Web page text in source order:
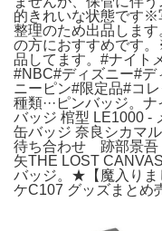
的きれいな状態です※
整理のため出品しま
の方におすすめです
品してます。#ナイト
#NBC#ディズニー#デ
ニーピン#限定品#コ
種類···ピンバッジ。
バッジ 棺型 LE1000 -
缶バッジ 奈良シカマ
待ち合わせ 跡部景
矢THE LOST
バッジ。★【魔入りま
ケC107 グッズまとめ